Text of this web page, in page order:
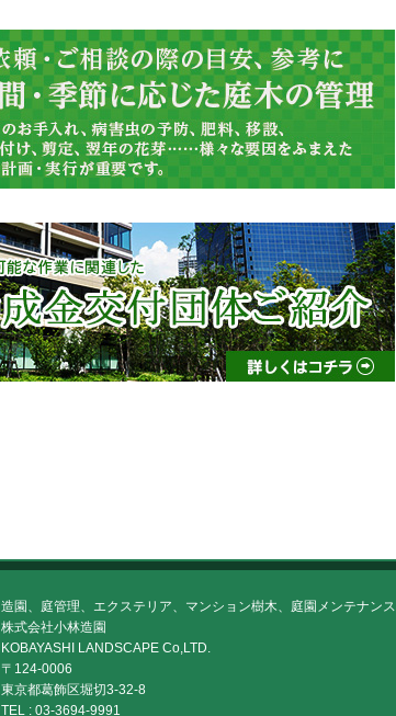
造園、庭管理、エクステリア、マンション樹木、庭園メンテナンス
株式会社小林造園
KOBAYASHI LANDSCAPE Co,LTD.
〒124-0006
東京都葛飾区堀切3-32-8
TEL : 03-3694-9991